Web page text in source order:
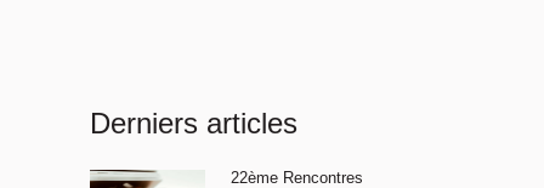
Derniers articles
22ème Rencontres